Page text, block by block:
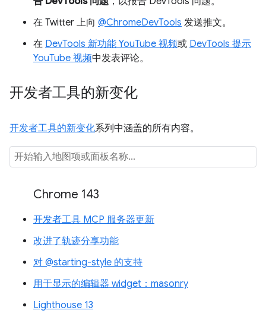
在 Twitter 上向 @ChromeDevTools 发送推文。
在 DevTools 新功能 YouTube 视频或 DevTools 提示
YouTube 视频中发表评论。
开发者工具的新变化
开发者工具的新变化系列中涵盖的所有内容。
Chrome 143
开发者工具 MCP 服务器更新
改进了轨迹分享功能
对 @starting-style 的支持
用于显示的编辑器 widget：masonry
Lighthouse 13